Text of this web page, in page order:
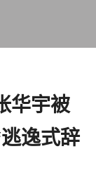
华宇被
逸式辞